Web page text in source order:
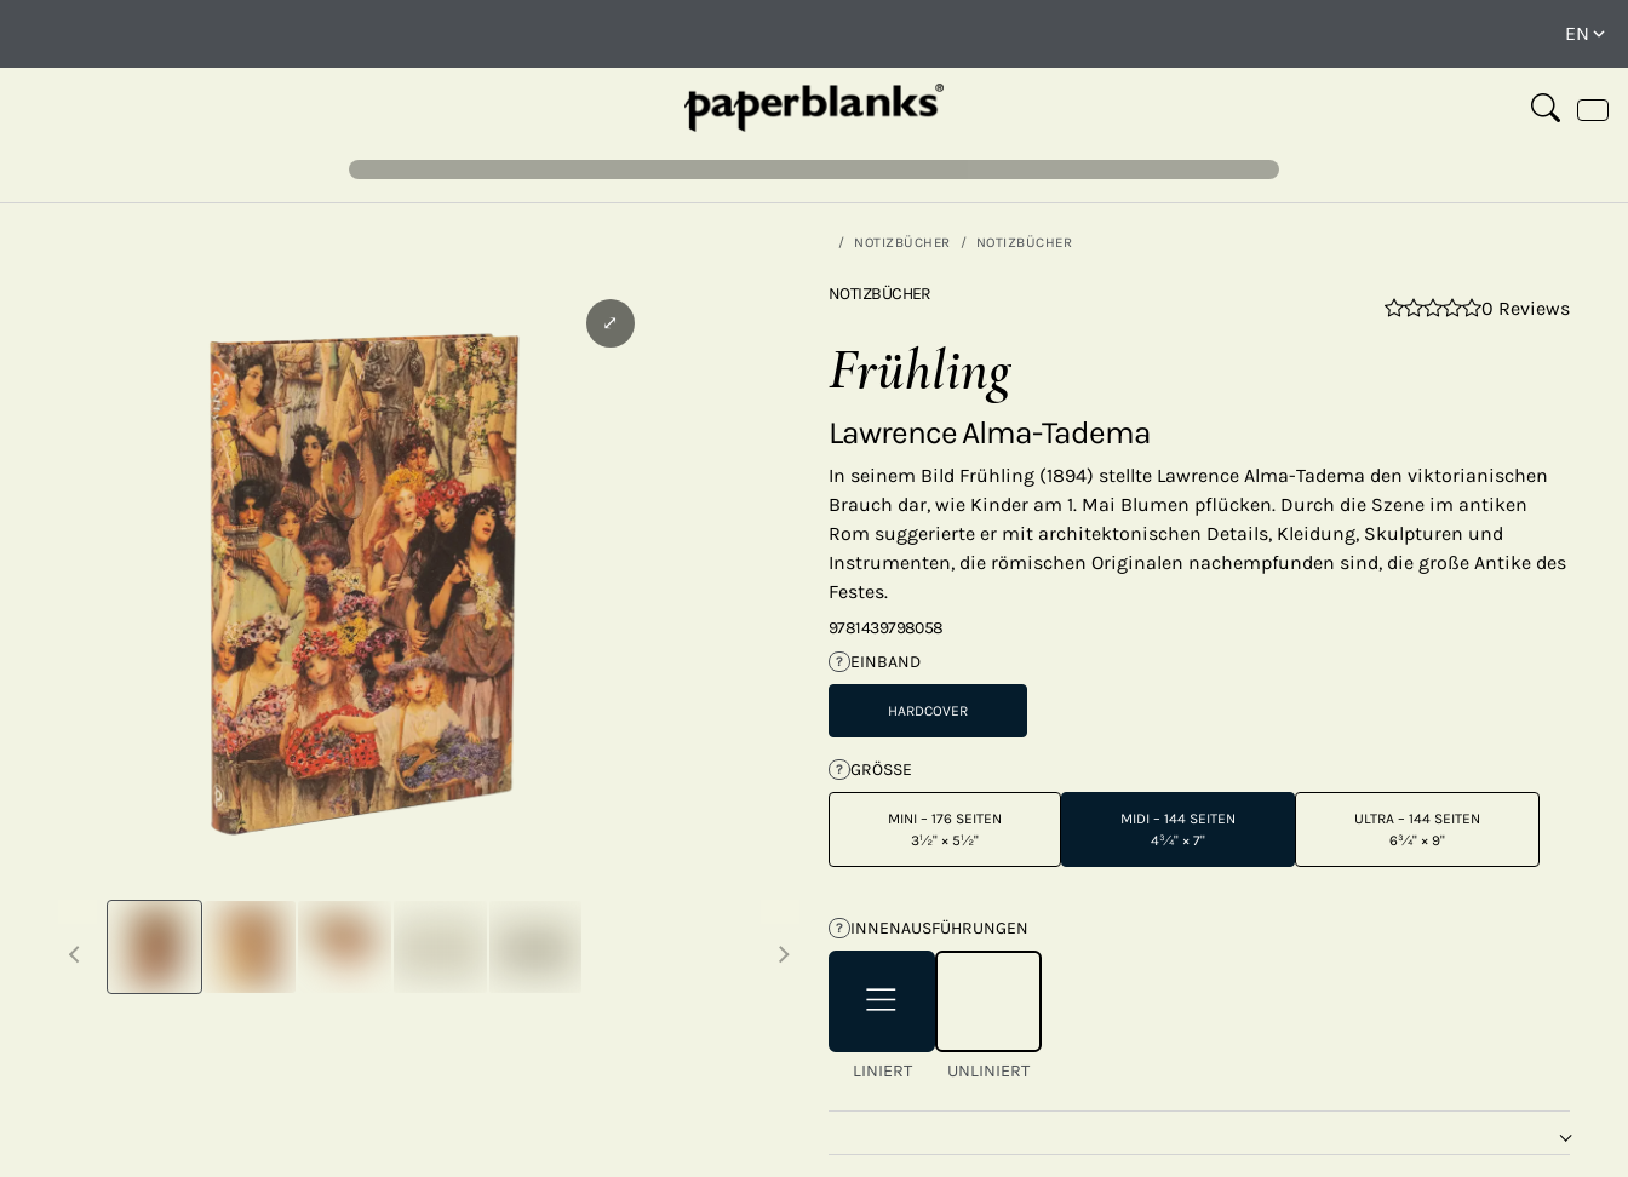
NOTIZBÜCHER NOTIZBÜCHER
Previous thumbnails Next thumbnails
⤢
NOTIZBÜCHER
0 Reviews
Frühling
Lawrence Alma-Tadema
In seinem Bild Frühling (1894) stellte Lawrence Alma-Tadema den viktorianischen
Brauch dar, wie Kinder am 1. Mai Blumen pflücken. Durch die Szene im antiken
Rom suggerierte er mit architektonischen Details, Kleidung, Skulpturen und
Instrumenten, die römischen Originalen nachempfunden sind, die große Antike des
Festes.
9781439798058
? EINBAND
HARDCOVER
? GRÖSSE
MINI – 176 SEITEN
3½" × 5½"
MIDI – 144 SEITEN
4¾" × 7"
ULTRA – 144 SEITEN
6¾" × 9"
? INNENAUSFÜHRUNGEN
LINIERT UNLINIERT